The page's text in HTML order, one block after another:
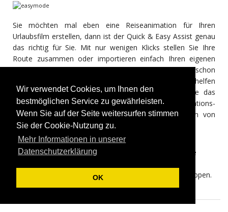
Wir verwendet Cookies, um Ihnen den
bestmöglichen Service zu gewährleisten.
Wenn Sie auf der Seite weitersurfen stimmen
Sie der Cookie-Nutzung zu.
Mehr Informationen in unserer
Datenschutzerklärung
OK
Sie möchten mal eben eine Reiseanimation für Ihren
Urlaubsfilm erstellen, dann ist der Quick & Easy Assist genau
das richtig für Sie. Mit nur wenigen Klicks stellen Sie Ihre
Route zusammen oder importieren einfach Ihren eigenen
GPS Track. Nun wählen Sie noch Ihr Fahrzeug und schon
kann die Fahrt losgehen. Viele weitere Funktionen verhelfen
Ihnen zu mehr Abwechslung bei der Gestaltung, wie das
Anzeigen einer Kompassrose in beliebiger Ecke, Navigations-
Erdkugel mit Positionspfeil, das Ein- und Ausblenden von
Texten, Einstellen von Haltezeiten.
Und wenn Sie einmal mehr möchten, dann wechseln Sie
weitere Möglichkeiten offen, um den Reisefilm aufzupeppen.